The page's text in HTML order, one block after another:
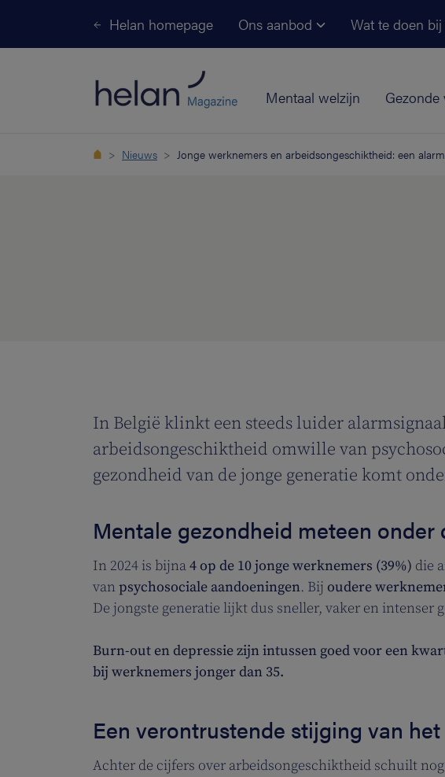
Helan homepage Ons aanbod Wat te doen bij
Mentaal welzijn Gezonde
Nieuws Jonge werknemers en arbeidsongeschiktheid: een
In België klinkt een steeds luider
arbeidsongeschiktheid omwille van
gezondheid van de jonge generatie komt
Mentale gezondheid meteen onder
In 2024 is bijna4 op de 10 jonge werknemers (39%) die
van psychosociale aandoeningen. Bij oudere
De jongste generatie lijkt dus sneller, vaker en intenser
Burn-out en depressie zijn intussen goed voor een
bij werknemers jonger dan 35.
Een verontrustende stijging van
Achter de cijfers over arbeidsongeschiktheid schuilt